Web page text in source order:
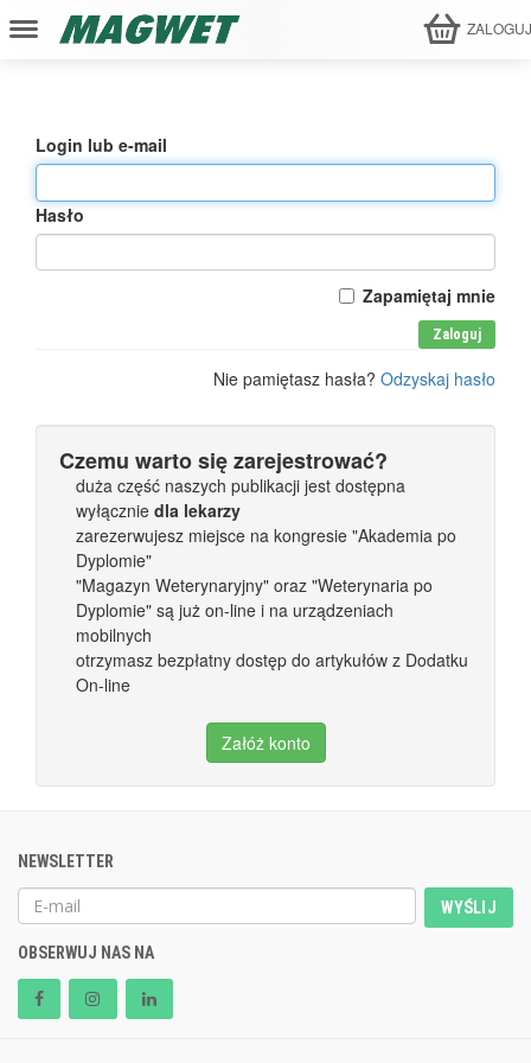
Login lub e-mail
Hasło
Zapamiętaj mnie
Zaloguj
Nie pamiętasz hasła? Odzyskaj hasło
Czemu warto się zarejestrować?
duża część naszych publikacji jest dostępna
wyłącznie dla lekarzy
zarezerwujesz miejsce na kongresie "Akademia po
Dyplomie"
"Magazyn Weterynaryjny" oraz "Weterynaria po
Dyplomie" są już on-line i na urządzeniach
mobilnych
otrzymasz bezpłatny dostęp do artykułów z Dodatku
On-line
Załóż konto
NEWSLETTER
WYŚLIJ
OBSERWUJ NAS NA